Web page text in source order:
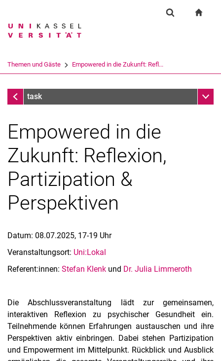
Springe direkt zu: Inhalt
Springe direkt zu: Suche
Springe direkt zu:
Suchbegriff
Suchen (öffnet externen Link in einem
Themen und Gäste Empowered in die Zukunft: Refl...
Themen und Gäste
task
Themen und Gäste
Psychische Gesundheit im Wandel des Lebens
Glücklich essen? - Wie Essen deine Stimmung beeinflusst!
Work-Life-SLEEP-Balance
Empowered in die Zukunft: Reflexion, Partizipation &
Perspektiven
Psychische Gesundheit
Beratungsstellen
Empowered in die
Zukunft: Reflexion,
Partizipation &
Perspektiven
Datum: 08.07.2025, 17-19 Uhr
Veranstaltungsort: Uni:Lokal
Referent:innen: Stefan Klenk und Dr. Julia Limmeroth
Die Abschlussveranstaltung lädt zur gemeinsamen,
interaktiven Reflexion zu psychischer Gesundheit ein.
Teilnehmende können Erfahrungen austauschen und ihre
Perspektiven aktiv einbringen. Dabei stehen Partizipation
und Empowerment im Mittelpunkt. Rückblick und Ausblick